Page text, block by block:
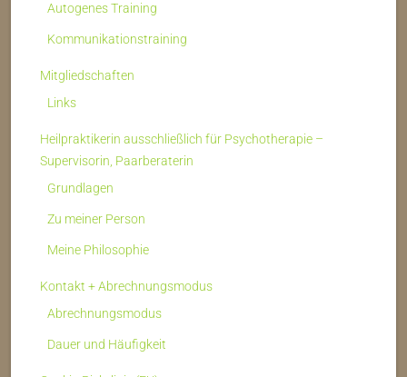
Autogenes Training
Kommunikationstraining
Mitgliedschaften
Links
Heilpraktikerin ausschließlich für Psychotherapie –
Supervisorin, Paarberaterin
Grundlagen
Zu meiner Person
Meine Philosophie
Kontakt + Abrechnungsmodus
Abrechnungsmodus
Dauer und Häufigkeit